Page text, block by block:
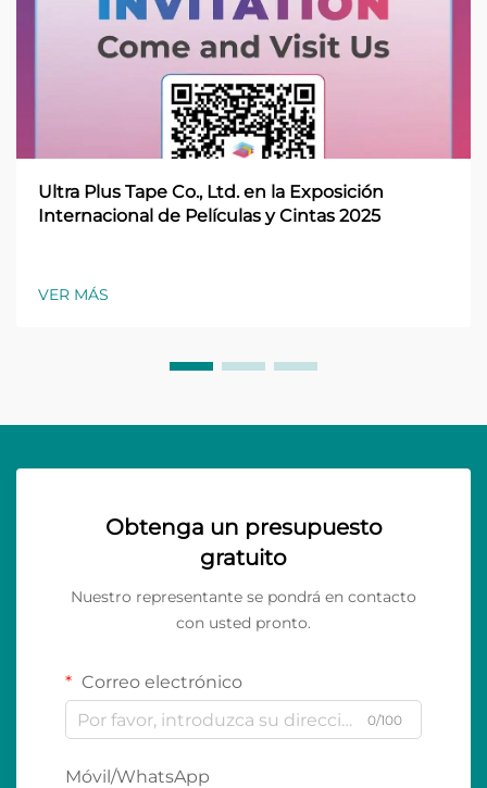
Ultra Plus Tape Co., Ltd. en la Exposición
Internacional de Películas y Cintas 2025
VER MÁS
Obtenga un presupuesto
gratuito
Nuestro representante se pondrá en contacto
con usted pronto.
Correo electrónico
0/100
Móvil/WhatsApp